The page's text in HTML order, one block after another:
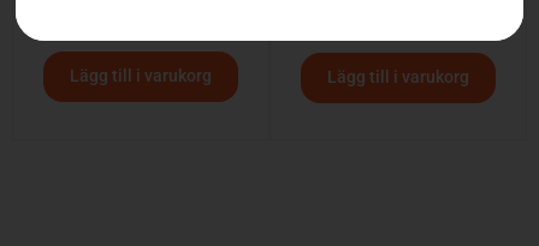
Lägg till i varukorg Lägg till i varukorg